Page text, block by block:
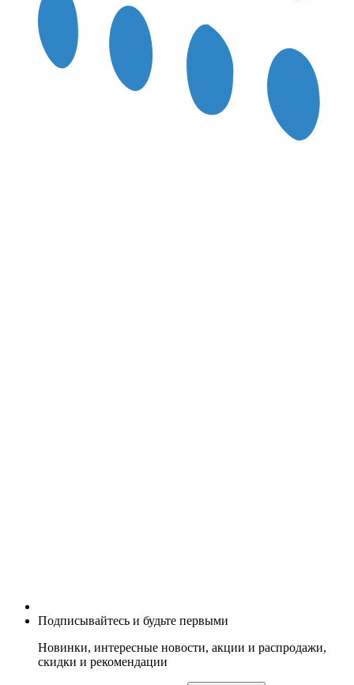
Подписывайтесь и будьте первыми
Новинки, интересные новости, акции и распродажи,
скидки и рекомендации